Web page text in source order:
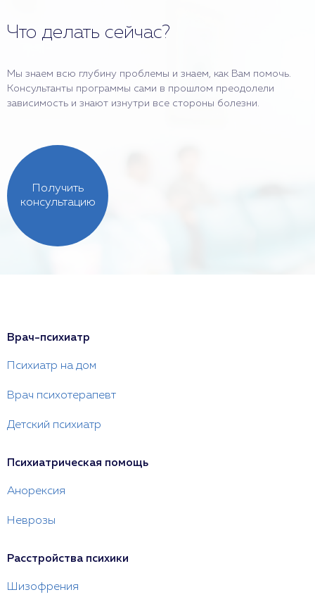
Что делать сейчас?
Мы знаем всю глубину проблемы и знаем, как Вам помочь.
Консультанты программы сами в прошлом преодолели
зависимость и знают изнутри все стороны болезни.
Получить
консультацию
Врач-психиатр
Психиатр на дом
Врач психотерапевт
Детский психиатр
Психиатрическая помощь
Анорексия
Неврозы
Расстройства психики
Шизофрения